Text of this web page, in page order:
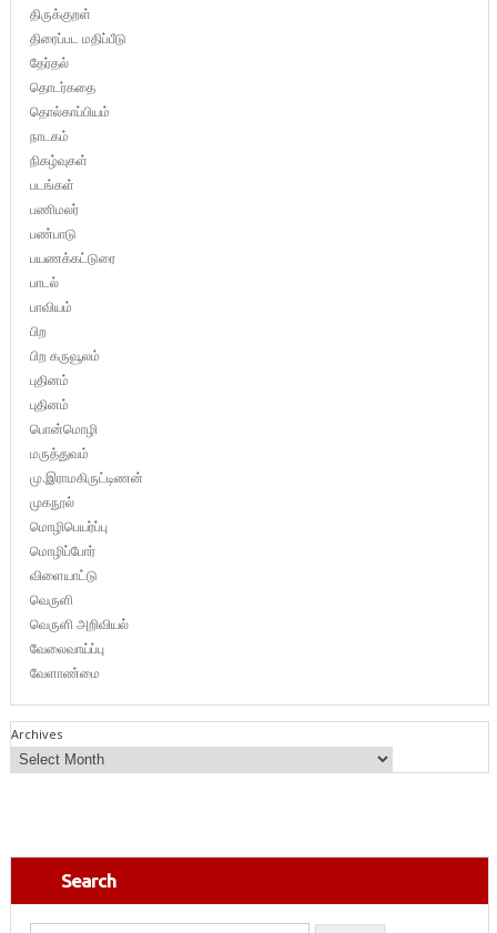
திருக்குறள்
திரைப்பட மதிப்பீடு
தேர்தல்
தொடர்கதை
தொல்காப்பியம்
நாடகம்
நிகழ்வுகள்
படங்கள்
பணிமலர்
பண்பாடு
பயணக்கட்டுரை
பாடல்
பாவியம்
பிற
பிற கருவூலம்
புதினம்
புதினம்
பொன்மொழி
மருத்துவம்
மு.இராமகிருட்டிணன்
முகநூல்
மொழிபெயர்ப்பு
மொழிப்போர்
விளையாட்டு
வெருளி
வெருளி அறிவியல்
வேலைவாய்ப்பு
வேளாண்மை
Archives
Search